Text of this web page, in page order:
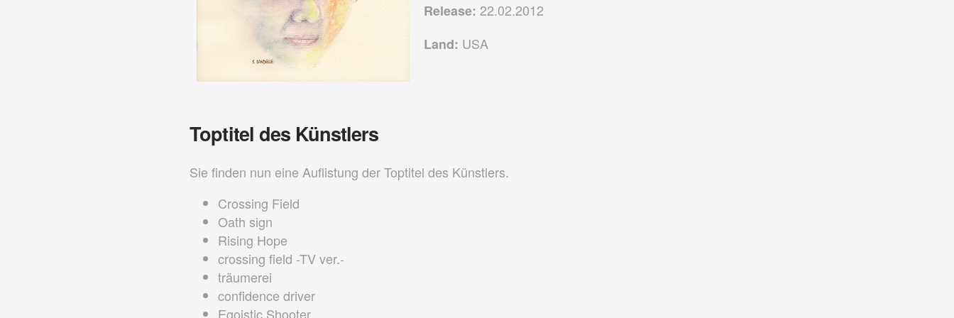
Release: 22.02.2012
Land: USA
Toptitel des Künstlers
Sie finden nun eine Auflistung der Toptitel des Künstlers.
Crossing Field
Oath sign
Rising Hope
crossing field -TV ver.-
träumerei
confidence driver
Egoistic Shooter